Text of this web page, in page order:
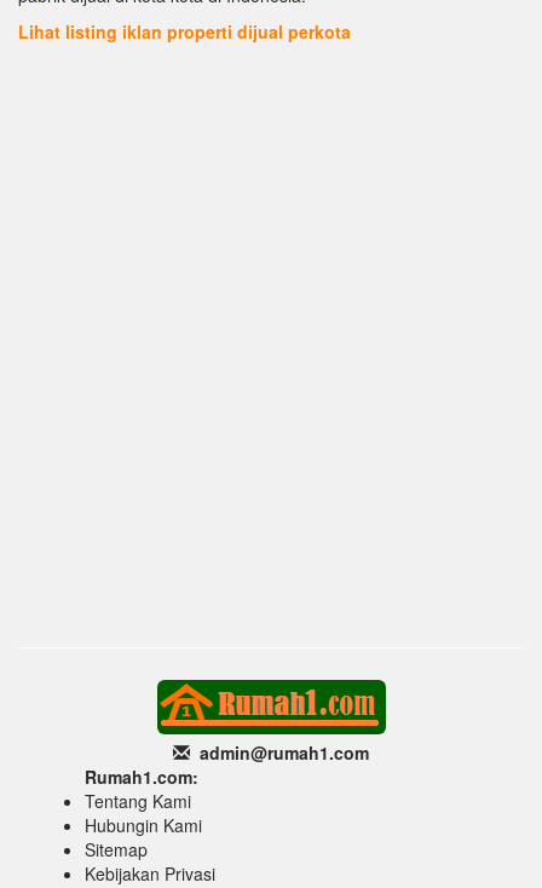
Lihat listing iklan properti dijual perkota
admin@rumah1.com
Rumah1.com:
Tentang Kami
Hubungin Kami
Sitemap
Kebijakan Privasi